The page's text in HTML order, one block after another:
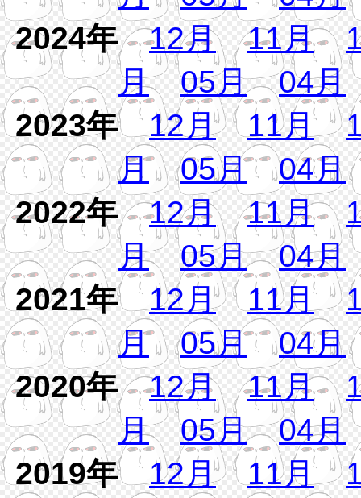
2024年12月 11月
月
05月
04月
2023年12月 11月
月
05月
04月
2022年12月 11月
月
05月
04月
2021年12月 11月
月
05月
04月
2020年12月 11月
月
05月
04月
2019年12月 11月